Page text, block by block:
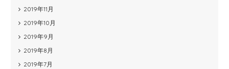
2019年11月
2019年10月
2019年9月
2019年8月
2019年7月